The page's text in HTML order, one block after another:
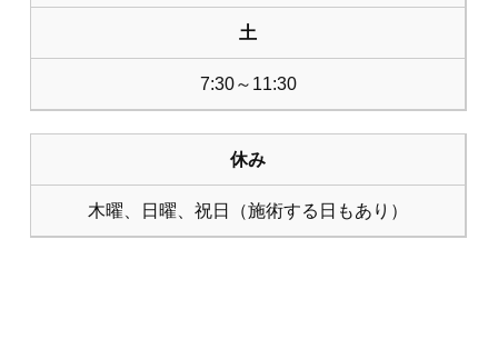
土
7:30～11:30
休み
木曜、日曜、祝日（施術する日もあり）